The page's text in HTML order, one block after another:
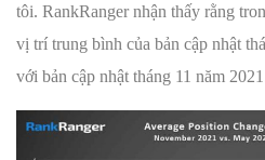
tôi. RankRanger nhận thấy rằng
vị trí trung bình của bản cập nhật
với bản cập nhật tháng 11 năm